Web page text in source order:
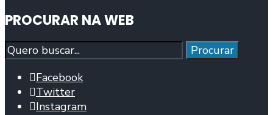
PROCURAR NA WEB
Procurar
Procurar
Facebook
Twitter
Instagram